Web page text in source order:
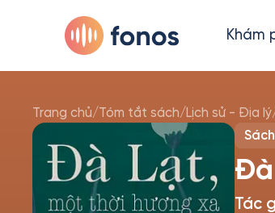
Khám
Trang chủ/Tóm tắt sách/Lịch sử - Địa lý
Đà
Tác